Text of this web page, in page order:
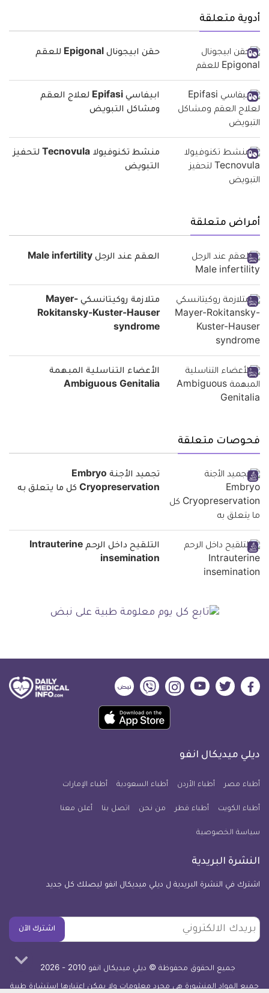
أدوية متعلقة
حقن ابيجونال Epigonal للعقم
ابيفاسي Epifasi لعلاج العقم
ومشاكل التبويض
منشط تكنوفيولا Tecnovula لتحفيز
التبويض
أمراض متعلقة
العقم عند الرجل Male infertility
متلازمة روكيتانسكي Mayer-
Rokitansky-Kuster-Hauser
syndrome
الأعضاء التناسلية المبهمة
Ambiguous Genitalia
فحوصات متعلقة
تجميد الأجنة Embryo
Cryopreservation كل ما يتعلق به
التلقيح داخل الرحم Intrauterine
insemination
ديلي
فيسبوك
ديلي
تويتر
ديلي
ميديكال
يوتيوب
ديلي
ميديكال
انفو
ديلي
ميديكال
انفو
ديلي
ميديكال
انفو
حمل
تطبيق
معلومة
للآيفون
ديلي ميديكال انفو
أطباء مصر أطباء الأردن أطباء السعودية أطباء الإمارات
أطباء الكويت أطباء قطر من نحن اتصل بنا أعلن معنا
سياسة الخصوصية
النشرة البريدية
اشترك في النشرة البريدية ل ديلي ميديكال انفو ليصلك كل جديد
بريدك
الالكتروني
اشترك الآن
جميع الحقوق محفوظة © ديلي ميديكال انفو 2010 - 2026
جميع المواد المنشورة هي مجرد معلومات ولا يمكن اعتبارها استشارة طبية